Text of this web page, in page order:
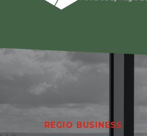
REGIO BUSINESS